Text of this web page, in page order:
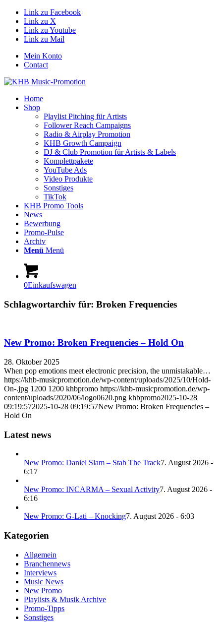
Link zu Facebook
Link zu X
Link zu Youtube
Link zu Mail
Mein Konto
Contact
Home
Shop
Playlist Pitching für Artists
Follower Reach Campaigns
Radio & Airplay Promotion
KHB Growth Campaign
DJ & Club Promotion für Artists & Labels
Komplettpakete
YouTube Ads
Video Produkte
Sonstiges
TikTok
KHB Promo Tools
News
Bewerbung
Promo-Pulse
Archiv
Menü Menü
0Einkaufswagen
Schlagwortarchiv für: Broken Frequencies
New Promo: Broken Frequencies – Hold On
28. Oktober 2025
When pop emotions meet electronic precision, the unmistakable…
https://khb-musicpromotion.de/wp-content/uploads/2025/10/Hold-
On-.jpg 1200 1200 khbpromo https://khb-musicpromotion.de/wp-
content/uploads/2020/06/logo0620.png khbpromo2025-10-28
09:19:572025-10-28 09:19:57New Promo: Broken Frequencies –
Hold On
Latest news
New Promo: Daniel Slam – Stab The Track7. August 2026 -
6:17
New Promo: INCARMA – Sexual Activity7. August 2026 -
6:16
New Promo: G-Lati – Knocking7. August 2026 - 6:03
Kategorien
Allgemein
Branchennews
Interviews
Music News
New Promo
Playlists & Musik Archive
Promo-Tipps
Sonstiges